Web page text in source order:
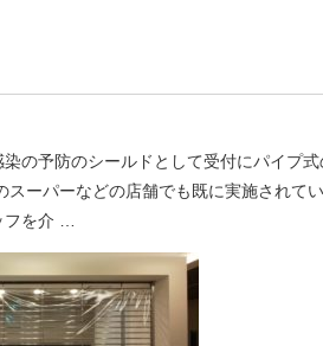
の予防のシールドとして受付にパイプ式
ーパーなどの店舗でも既に実施されて
を介 …